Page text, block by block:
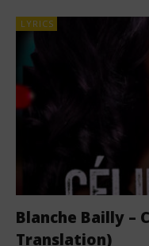
LYRICS
Blanche Bailly –
Translation)